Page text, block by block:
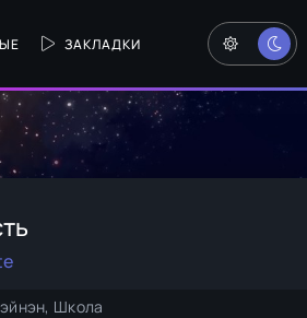
ЗАКЛАДКИ
Школа